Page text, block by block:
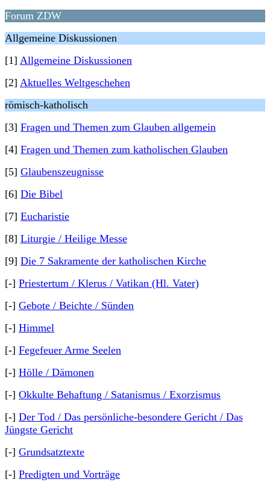
Forum ZDW
Allgemeine Diskussionen
[1] Allgemeine Diskussionen
[2] Aktuelles Weltgeschehen
römisch-katholisch
[3] Fragen und Themen zum Glauben allgemein
[4] Fragen und Themen zum katholischen Glauben
[5] Glaubenszeugnisse
[6] Die Bibel
[7] Eucharistie
[8] Liturgie / Heilige Messe
[9] Die 7 Sakramente der katholischen Kirche
[-] Priestertum / Klerus / Vatikan (Hl. Vater)
[-] Gebote / Beichte / Sünden
[-] Himmel
[-] Fegefeuer Arme Seelen
[-] Hölle / Dämonen
[-] Okkulte Behaftung / Satanismus / Exorzismus
[-] Der Tod / Das persönliche-besondere Gericht / Das
Jüngste Gericht
[-] Grundsatztexte
[-] Predigten und Vorträge